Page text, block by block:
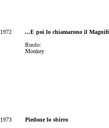
1972
...E poi lo chiamarono il
Ruolo:
Monkey
1973
Piedone lo sbirro